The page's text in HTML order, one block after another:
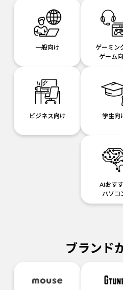
一般向け
ゲーミン
ゲーム
ビジネス向け 学生向
AIおす
パソコ
ブランド